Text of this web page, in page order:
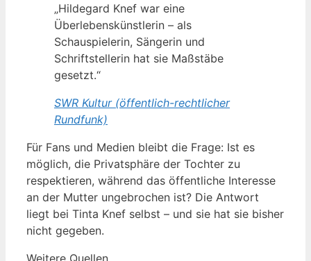
„Hildegard Knef war eine
Überlebenskünstlerin – als
Schauspielerin, Sängerin und
Schriftstellerin hat sie Maßstäbe
gesetzt.“
SWR Kultur (öffentlich-rechtlicher
Rundfunk)
Für Fans und Medien bleibt die Frage: Ist es
möglich, die Privatsphäre der Tochter zu
respektieren, während das öffentliche Interesse
an der Mutter ungebrochen ist? Die Antwort
liegt bei Tinta Knef selbst – und sie hat sie bisher
nicht gegeben.
Weitere Quellen